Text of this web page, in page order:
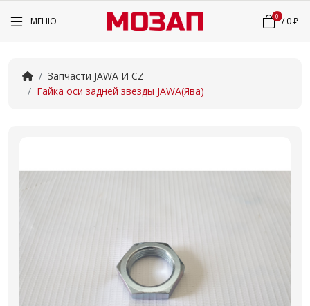
МЕНЮ 0 /0 ₽
Запчасти JAWA И CZ
Гайка оси задней звезды JAWA(Ява)